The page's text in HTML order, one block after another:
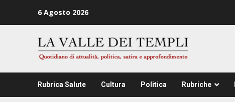
6 Agosto 2026
Rubrica Salute Cultura Politica Rubriche